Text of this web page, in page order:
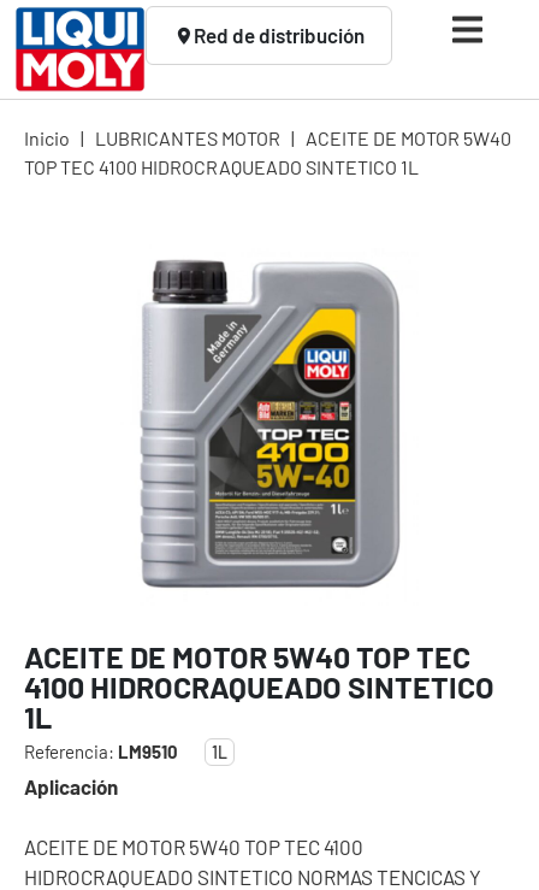
Red de distribución
Inicio | LUBRICANTES MOTOR | ACEITE DE MOTOR 5W40
TOP TEC 4100 HIDROCRAQUEADO SINTETICO 1L
ACEITE DE MOTOR 5W40 TOP TEC
4100 HIDROCRAQUEADO SINTETICO
1L
Referencia: LM9510 1L
Aplicación
ACEITE DE MOTOR 5W40 TOP TEC 4100
HIDROCRAQUEADO SINTETICO NORMAS TENCICAS Y